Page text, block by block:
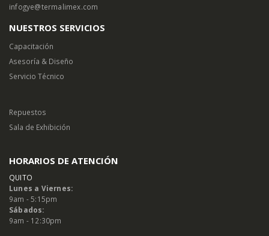
infogye@termalimex.com
NUESTROS SERVICIOS
Capacitación
Asesoría & Diseño
Servicio Técnico
Repuestos
Sala de Exhibición
HORARIOS DE ATENCIÓN
QUITO
Lunes a Viernes:
9am - 5:15pm
Sábados:
9am - 12:30pm